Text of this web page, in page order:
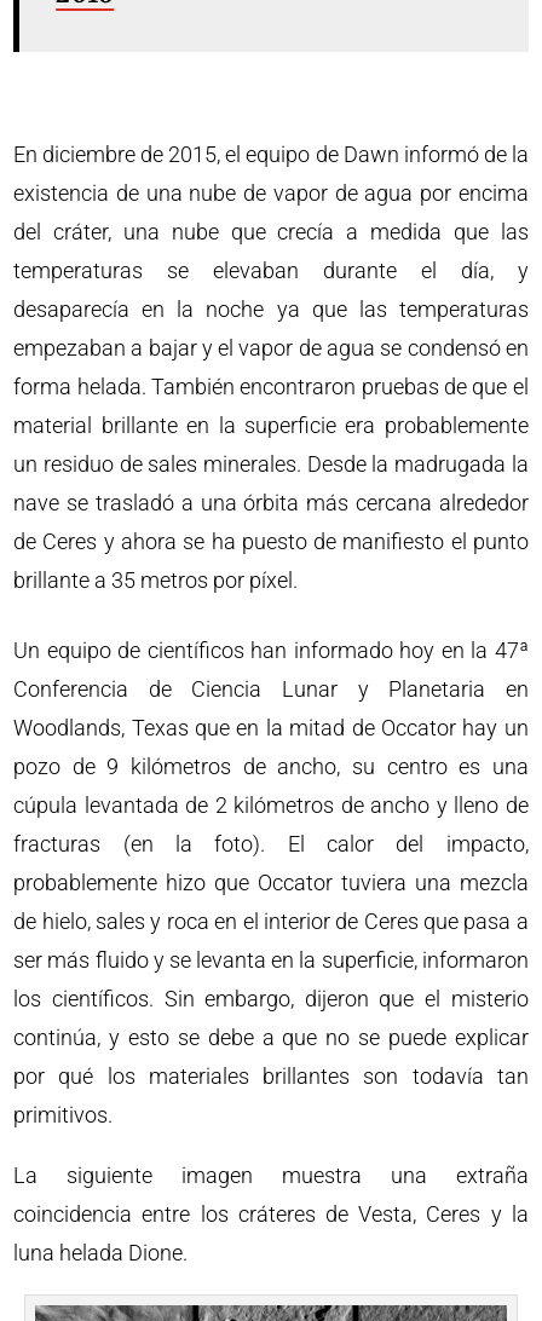
En diciembre de 2015, el equipo de Dawn informó de la
existencia de una nube de vapor de agua por encima
del cráter, una nube que crecía a medida que las
temperaturas se elevaban durante el día, y
desaparecía en la noche ya que las temperaturas
empezaban a bajar y el vapor de agua se condensó en
forma helada. También encontraron pruebas de que el
material brillante en la superficie era probablemente
un residuo de sales minerales. Desde la madrugada la
nave se trasladó a una órbita más cercana alrededor
de Ceres y ahora se ha puesto de manifiesto el punto
brillante a 35 metros por píxel.
Un equipo de científicos han informado hoy en la 47ª
Conferencia de Ciencia Lunar y Planetaria en
Woodlands, Texas que en la mitad de Occator hay un
pozo de 9 kilómetros de ancho, su centro es una
cúpula levantada de 2 kilómetros de ancho y lleno de
fracturas (en la foto). El calor del impacto,
probablemente hizo que Occator tuviera una mezcla
de hielo, sales y roca en el interior de Ceres que pasa a
ser más fluido y se levanta en la superficie, informaron
los científicos. Sin embargo, dijeron que el misterio
continúa, y esto se debe a que no se puede explicar
por qué los materiales brillantes son todavía tan
primitivos.
La siguiente imagen muestra una extraña
coincidencia entre los cráteres de Vesta, Ceres y la
luna helada Dione.